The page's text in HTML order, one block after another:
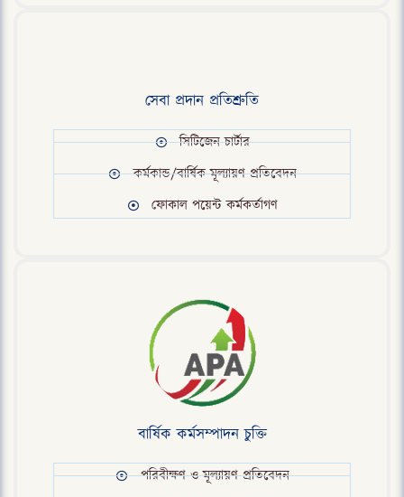
সেবা প্রদান প্রতিশ্রুতি
সিটিজেন চার্টার
কর্মকান্ড/বার্ষিক মূল্যায়ণ প্রতিবেদন
ফোকাল পয়েন্ট কর্মকর্তাগণ
বার্ষিক কর্মসম্পাদন চুক্তি
পরিবীক্ষণ ও মূল্যায়ণ প্রতিবেদন